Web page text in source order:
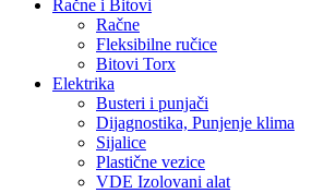
Račne i Bitovi
Račne
Fleksibilne ručice
Bitovi Torx
Elektrika
Busteri i punjači
Dijagnostika, Punjenje klima
Sijalice
Plastične vezice
VDE Izolovani alat